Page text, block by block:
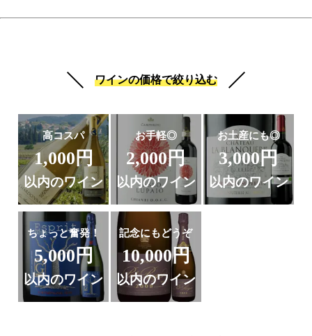
ワインの価格で絞り込む
高コスパ
1,000円
以内のワイン
お手軽◎
2,000円
以内のワイン
お土産にも◎
3,000円
以内のワイン
ちょっと奮発！
5,000円
以内のワイン
記念にもどうぞ
10,000円
以内のワイン